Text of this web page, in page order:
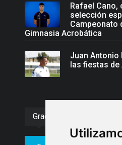
Rafael Cano,
selección
Campeonato
Gimnasia Acrobática
Juan Antonio
las fiestas de
Gracias :)